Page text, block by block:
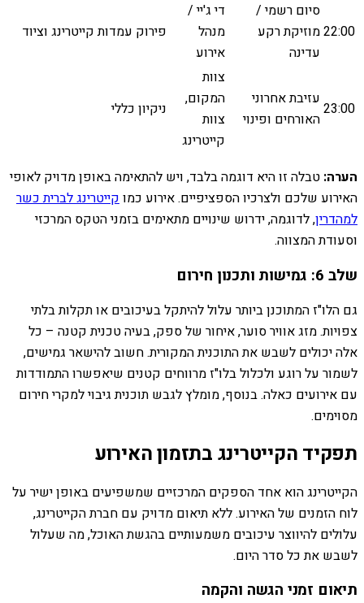
22:00
סיום רשמי /
מוזיקת רקע
עדינה
די ג'יי /
מנהל
אירוע
פירוק עמדות קייטרינג וציוד
23:00
עזיבת אחרוני
האורחים ופינוי
צוות
המקום,
צוות
קייטרינג
ניקיון כללי
הערה: טבלה זו היא דוגמה בלבד, ויש להתאימה באופן מדויק לאופי
האירוע שלכם ולצרכיו הספציפיים. אירוע כמוקייטרינג לברית כשר
למהדרין, לדוגמה, ידרוש שינויים מתאימים בזמני הטקס המרכזי
וסעודת המצווה.
שלב 6: גמישות ותכנון חירום
גם הלו"ז המתוכנן ביותר עלול להיתקל בעיכובים או תקלות בלתי
צפויות. מזג אוויר סוער, איחור של ספק, בעיה טכנית קטנה – כל
אלה יכולים לשבש את התוכנית המקורית. חשוב להישאר גמישים,
לשמור על רוגע ולכלול בלו"ז מרווחים קטנים שיאפשרו התמודדות
עם אירועים כאלה. בנוסף, מומלץ לגבש תוכנית גיבוי למקרי חירום
מסוימים.
תפקיד הקייטרינג בתזמון האירוע
הקייטרינג הוא אחד הספקים המרכזיים שמשפיעים באופן ישיר על
לוח הזמנים של האירוע. ללא תיאום מדויק עם חברת הקייטרינג,
עלולים להיווצר עיכובים משמעותיים בהגשת האוכל, מה שעלול
לשבש את כל סדר היום.
תיאום זמני הגשה והקמה